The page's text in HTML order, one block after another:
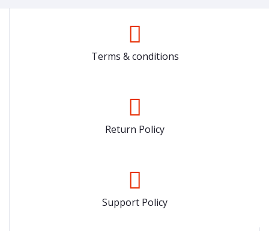
Terms & conditions
Return Policy
Support Policy